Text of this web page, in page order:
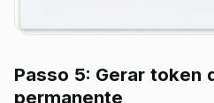
Passo 5: Gerar token
permanente